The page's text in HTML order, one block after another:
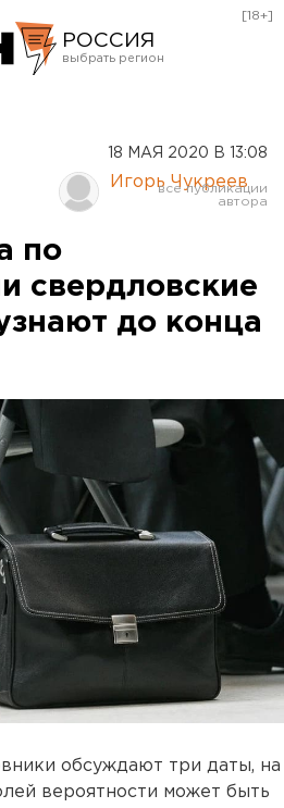
РОССИЯ
Курган
Оренбург
[18+]
18 МАЯ 2020 В 13:08
Игорь Чукреев
по
свердловские
до конца
обсуждают три даты, на
вероятности может быть